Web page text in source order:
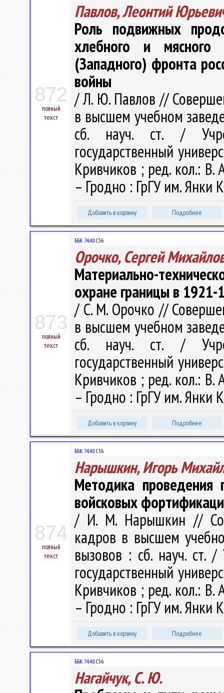
872
полный
текст
Павлов, Леонтий
Роль подвижных
хлебного и мясного
(Западного) фронта
войны
/ Л. Ю. Павлов //
в высшем учебном
сб. науч. ст. /
государственный
Кривчиков ; ред. кол.: В.
– Гродно : ГрГУ им. Янки
Добавить в корзину Подробнее
873
полный
текст
ББК 74.48 С56
Орочко, Сергей
Материально-
охране границы в 1921-
/ С. М. Орочко //
в высшем учебном
сб. науч. ст. /
государственный
Кривчиков ; ред. кол.: В.
– Гродно : ГрГУ им. Янки
Добавить в корзину Подробнее
874
полный
текст
ББК 74.48 С56
Нарышкин, Игорь
Методика проведения
войсковых
/ И. М. Нарышкин //
кадров в высшем
вызовов : сб. науч. ст. /
государственный
Кривчиков ; ред. кол.: В.
– Гродно : ГрГУ им. Янки
Добавить в корзину Подробнее
ББК 74.48 С56
Нагайчук, С. Ю.